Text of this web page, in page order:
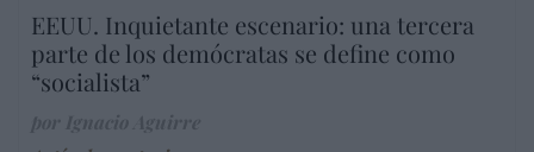
EEUU. Inquietante escenario: una tercera
parte de los demócratas se define como
“socialista”